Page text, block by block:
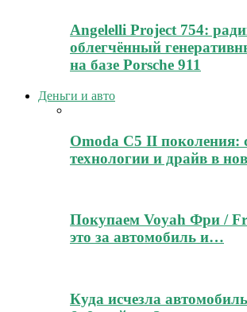
Angelelli Project 754:
облегчённый
на базе Porsche 911
Деньги и авто
Omoda C5 II поколения:
технологии и драйв в
Покупаем Voyah Фри /
это за автомобиль и…
Куда исчезла